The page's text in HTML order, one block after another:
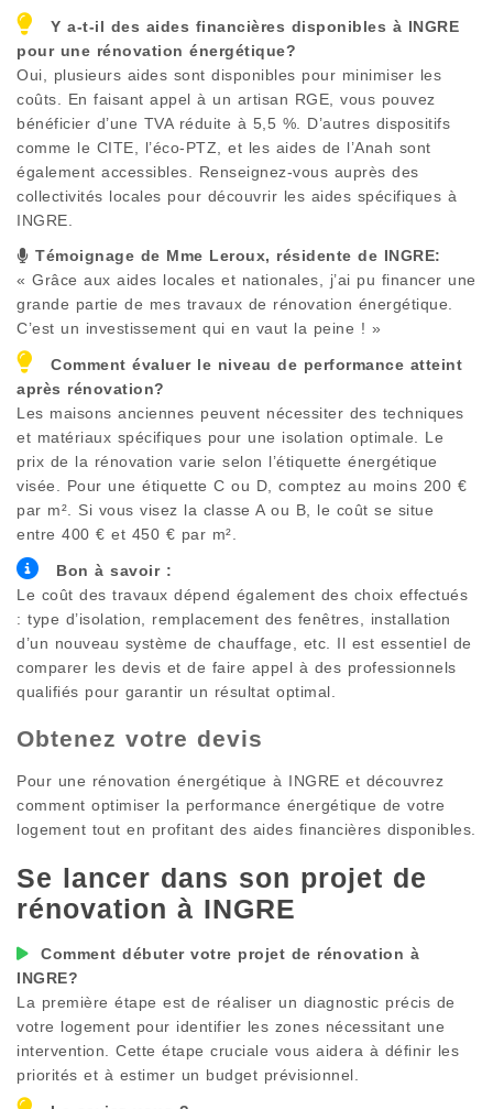
Y a-t-il des aides financières disponibles à INGRE
pour une rénovation énergétique?
Oui, plusieurs aides sont disponibles pour minimiser les
coûts. En faisant appel à un artisan RGE, vous pouvez
bénéficier d’une TVA réduite à 5,5 %. D’autres dispositifs
comme le CITE, l’éco-PTZ, et les aides de l’Anah sont
également accessibles. Renseignez-vous auprès des
collectivités locales pour découvrir les aides spécifiques à
INGRE
Témoignage de Mme Leroux, résidente de INGRE:
« Grâce aux aides locales et nationales, j’ai pu financer une
grande partie de mes travaux de rénovation énergétique.
C’est un investissement qui en vaut la peine ! »
Comment évaluer le niveau de performance atteint
après rénovation?
Les maisons anciennes peuvent nécessiter des techniques
et matériaux spécifiques pour une isolation optimale. Le
prix de la rénovation varie selon l’étiquette énergétique
visée. Pour une étiquette C ou D, comptez au moins 200 €
par m². Si vous visez la classe A ou B, le coût se situe
entre 400 € et 450 € par m².
Bon à savoir :
Le coût des travaux dépend également des choix effectués
: type d’isolation, remplacement des fenêtres, installation
d’un nouveau système de chauffage, etc. Il est essentiel de
comparer les devis et de faire appel à des professionnels
qualifiés pour garantir un résultat optimal.
Obtenez votre devis
Pour une rénovation énergétique à INGRE et découvrez
comment optimiser la performance énergétique de votre
logement tout en profitant des aides financières disponibles.
Se lancer dans son projet de
rénovation à INGRE
Comment débuter votre projet de rénovation à
INGRE?
La première étape est de réaliser un diagnostic précis de
votre logement pour identifier les zones nécessitant une
intervention. Cette étape cruciale vous aidera à définir les
priorités et à estimer un budget prévisionnel.